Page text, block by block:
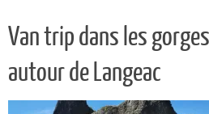
Van trip dans les
autour de Langeac